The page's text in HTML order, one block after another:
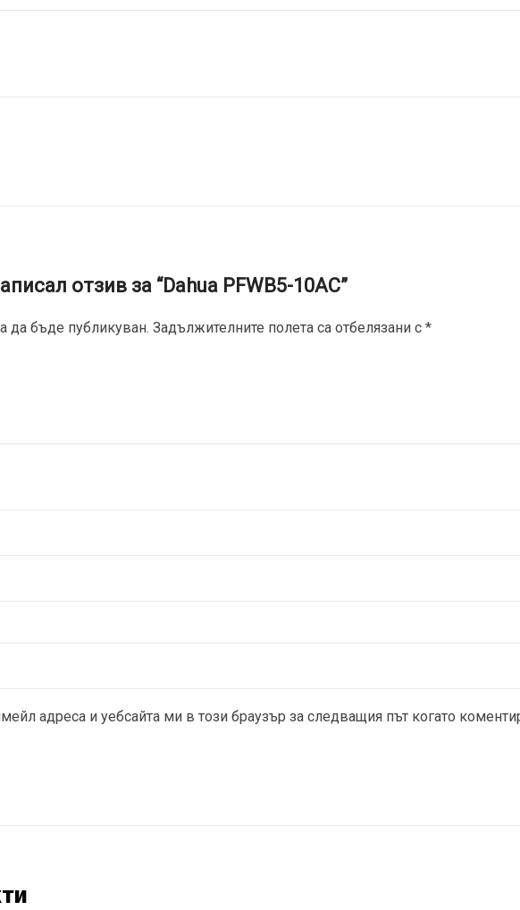
отзив за “Dahua PFWB5-10AC”
да бъде публикуван. Задължителните полета са отбелязани с *
адреса и уебсайта ми в този браузър за следващия път когато